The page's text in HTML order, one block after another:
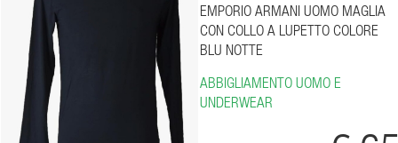
EMPORIO ARMANI UOMO MAGLIA
CON COLLO A LUPETTO COLORE
BLU NOTTE
ABBIGLIAMENTO UOMO E
UNDERWEAR